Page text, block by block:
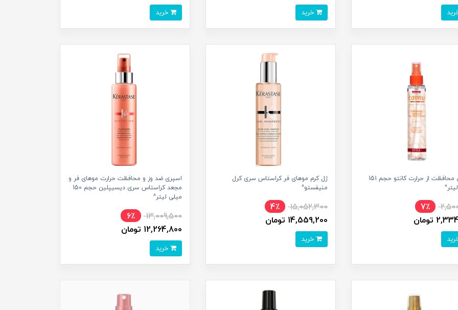
خرید خرید
اسپری محافظت از حرارت کانتو حجم 151
7٪
تومان
ژل کرم موهای فر کراستاس سری کرل
منیفستو^
15,052,300
4٪
14,559,200 تومان
خرید
اسپری ضد وز و محافظت حرارت موهای فر و
مجعد کراستاس سری دیسیپلین حجم 150
میلی لیتر^
13,009,500
6٪
12,264,800 تومان
خرید